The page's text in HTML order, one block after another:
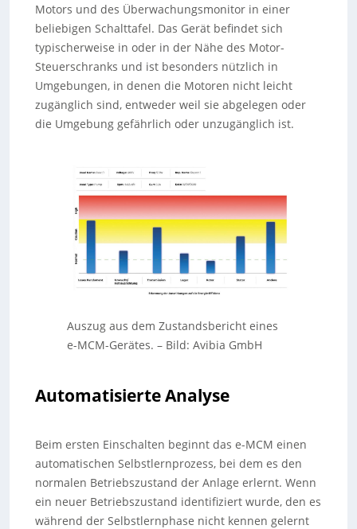
Motors und des Überwachungsmonitor in einer
beliebigen Schalttafel. Das Gerät befindet sich
typischerweise in oder in der Nähe des Motor-
Steuerschranks und ist besonders nützlich in
Umgebungen, in denen die Motoren nicht leicht
zugänglich sind, entweder weil sie abgelegen oder
die Umgebung gefährlich oder unzugänglich ist.
Auszug aus dem Zustandsbericht eines
e-MCM-Gerätes. – Bild: Avibia GmbH
Automatisierte Analyse
Beim ersten Einschalten beginnt das e-MCM einen
automatischen Selbstlernprozess, bei dem es den
normalen Betriebszustand der Anlage erlernt. Wenn
ein neuer Betriebszustand identifiziert wurde, den es
während der Selbstlernphase nicht kennen gelernt